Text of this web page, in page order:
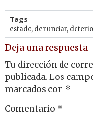
Tags
estado, denunciar,
Deja una respuesta
Tu dirección de
publicada. Los
marcados con *
Comentario *